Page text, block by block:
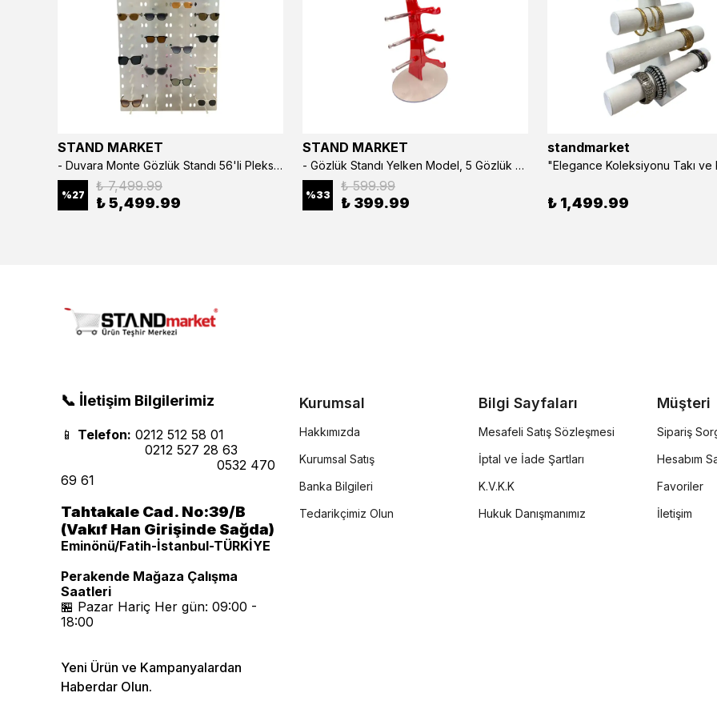
STAND MARKET
- Duvara Monte Gözlük Standı 56'li Pleksi Glass | 99x67 cm Gözlük Teşhir Standı
%27
₺ 7,499.99
₺ 5,499.99
STAND MARKET
- Gözlük Standı Yelken Model, 5 Gözlük Kapasiteli Standı Kırmızı
%33
₺ 599.99
₺ 399.99
standmarket
₺ 1,499.99
Kurumsal
Hakkımızda
Kurumsal Satış
Banka Bilgileri
Tedarikçimiz Olun
Bilgi Sayfaları
Mesafeli Satış Sözleşmesi
İptal ve İade Şartları
K.V.K.K
Hukuk Danışmanımız
Müşteri
Sipariş
Hesabım
Favoriler
İletişim
📞 İletişim Bilgilerimiz
📱 Telefon: 0212 512 58 01
0212 527 28 63
0532 470
69 61
Tahtakale Cad. No:39/B
(Vakıf Han Girişinde Sağda)
Eminönü/Fatih-İstanbul-TÜRKİYE
Perakende Mağaza Çalışma
Saatleri
🏪 Pazar Hariç Her gün: 09:00 -
18:00
Yeni Ürün ve Kampanyalardan
Haberdar Olun.